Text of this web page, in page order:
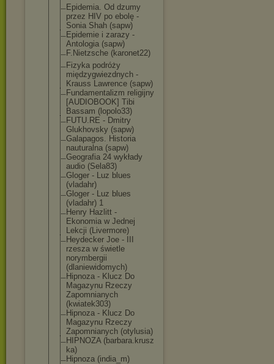
Epidemia. Od dzumy
przez HIV po ebolę -
Sonia Shah (sapw)
Epidemie i zarazy -
Antologia (sapw)
F.Nietzsche (karonet22)
Fizyka podróży
międzygwiezdnych -
Krauss Lawrence (sapw)
Fundamentalizm religijny
[AUDIOBOOK] Tibi
Bassam (lopolo33)
FUTU.RE - Dmitry
Glukhovsky (sapw)
Galapagos. Historia
nauturalna (sapw)
Geografia 24 wykłady
audio (Sela83)
Gloger - Luz blues
(vladahr)
Gloger - Luz blues
(vladahr) 1
Henry Hazlitt -
Ekonomia w Jednej
Lekcji (Livermore)
Heydecker Joe - III
rzesza w świetle
norymbergii
(dlaniewidomyc h)
Hipnoza - Klucz Do
Magazynu Rzeczy
Zapomnianych
(kwiatek303)
Hipnoza - Klucz Do
Magazynu Rzeczy
Zapomnianych (otylusia)
HIPNOZA (barbara.krusz
ka)
Hipnoza (india_m)